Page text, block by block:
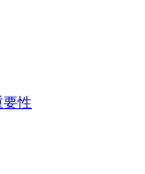
性